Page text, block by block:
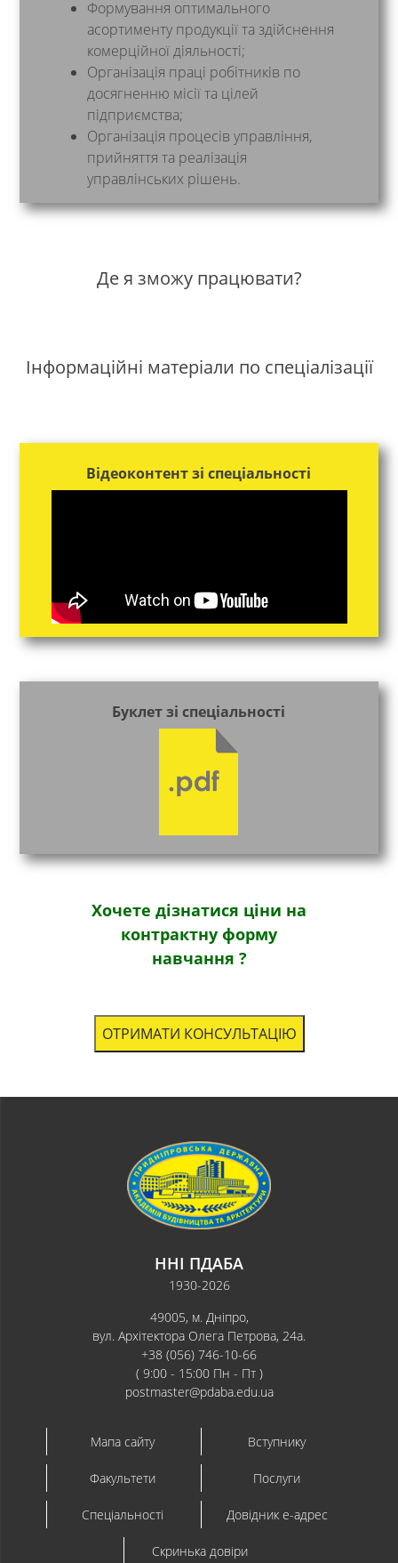
Формування оптимального
асортименту продукції та здійснення
комерційної діяльності;
Організація праці робiтникiв по
досягненню місії та цiлей
підприємства;
Організація процесiв управлiння,
прийняття та реалізація
управлiнських рiшень.
Де я зможу працювати?
Інформаційні матеріали по спеціалізації
Відеоконтент зі спеціальності
Буклет зі спеціальності
Хочете дізнатися ціни на
контрактну форму
навчання ?
ОТРИМАТИ КОНСУЛЬТАЦІЮ
ННІ ПДАБА
1930-2026
49005, м. Дніпро,
вул. Архітектора Олега Петрова, 24а.
+38 (056) 746-10-66
( 9:00 - 15:00 Пн - Пт )
postmaster@pdaba.edu.ua
Мапа сайту Вступнику
Факультети Послуги
Спеціальності Довідник e-адрес
Скринька довіри